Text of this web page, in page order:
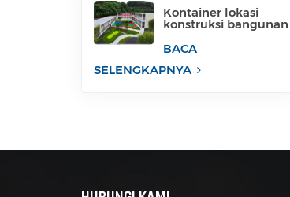
Kontainer lokasi
konstruksi bangunan
kantor
BACA
SELENGKAPNYA